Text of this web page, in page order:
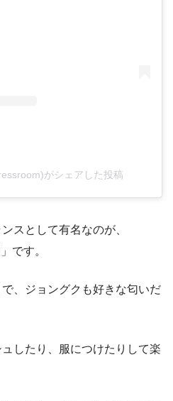
がシェアした投稿
スとして有名なのが、
です。
、ジョングクも好きな匂いだ
したり、服につけたりして楽